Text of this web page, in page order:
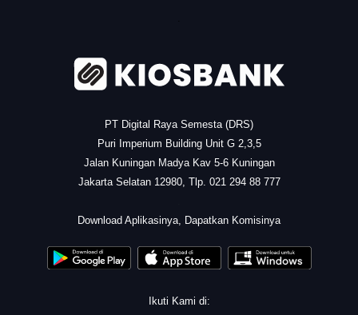
PT Digital Raya Semesta (DRS)
Puri Imperium Building Unit G 2,3,5
Jalan Kuningan Madya Kav 5-6 Kuningan
Jakarta Selatan 12980, Tlp. 021 294 88 777
Download Aplikasinya, Dapatkan Komisinya
Ikuti Kami di: